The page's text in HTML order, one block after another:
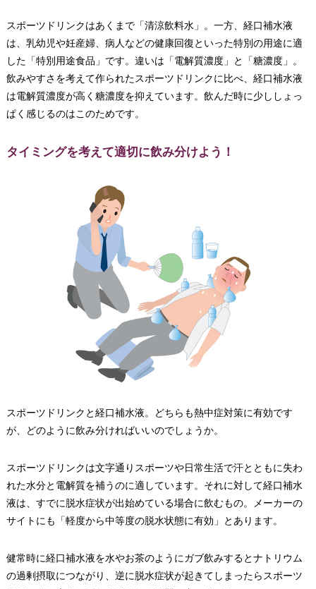
スポーツドリンクはあくまで「清涼飲料水」。一方、経口補水液
は、乳幼児や妊産婦、病人などの健康回復といった特別の用途に適
した「特別用途食品」です。違いは「電解質濃度」と「糖濃度」。
飲みやすさを考えて作られたスポーツドリンクに比べ、経口補水液
は電解質濃度が高く糖濃度を抑えています。飲んだ時に少ししょっ
ぱく感じるのはこのためです。
タイミングを考えて適切に飲み分けよう！
スポーツドリンクと経口補水液。どちらも熱中症対策に有効です
が、どのように飲み分ければいいのでしょうか。
スポーツドリンクは文字通りスポーツや日常生活で汗とともに失わ
れた水分と電解質を補うのに適しています。それに対して経口補水
液は、すでに脱水症状が出始めている場合に飲むもの。メーカーの
サイトにも「軽度から中等度の脱水状態に有効」とあります。
健常時に経口補水液を水やお茶のようにガブ飲みするとナトリウム
の過剰摂取につながり、逆に脱水症状が起きてしまったらスポーツ